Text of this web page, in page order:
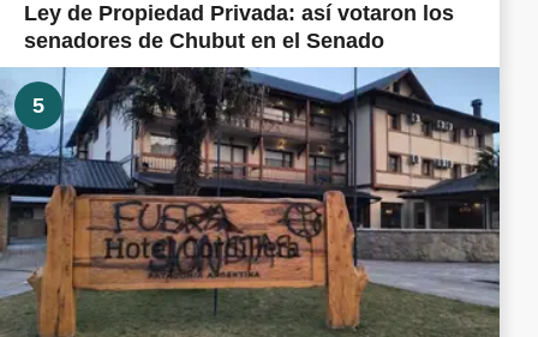
Ley de Propiedad Privada: así votaron los
senadores de Chubut en el Senado
5